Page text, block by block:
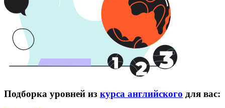
Подборка уровней из курса английского для вас: